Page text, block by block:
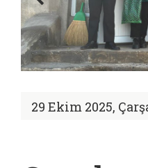
29 Ekim 2025,